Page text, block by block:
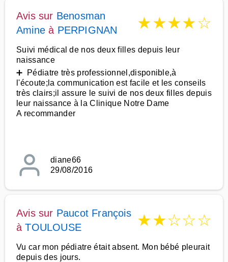
Avis sur Benosman
Amine à PERPIGNAN ★★★★☆
Suivi médical de nos deux filles depuis leur
naissance
➕ Pédiatre très professionnel,disponible,à
l'écoute;la communication est facile et les conseils
très clairs;il assure le suivi de nos deux filles depuis
leur naissance à la Clinique Notre Dame
A recommander
diane66
29/08/2016
Avis sur Paucot François
àTOULOUSE ★★☆☆☆
Vu car mon pédiatre était absent. Mon bébé pleurait
depuis des jours.